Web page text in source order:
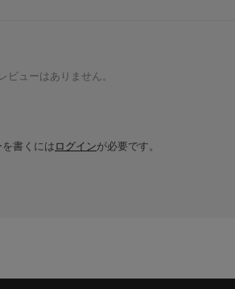
レビューはありません。
書くには ログインが必要です。